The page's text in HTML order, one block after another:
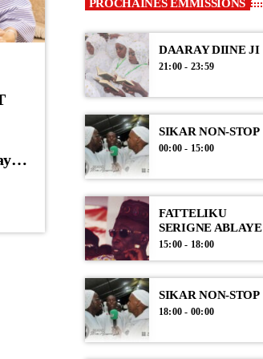
PROCHAINES EMMISSIONS
DAARAY DIINE JI
21:00 - 23:59
SIKAR NON-STOP
00:00 - 15:00
FATTELIKU
SERIGNE ABLAYE
15:00 - 18:00
SIKAR NON-STOP
18:00 - 00:00